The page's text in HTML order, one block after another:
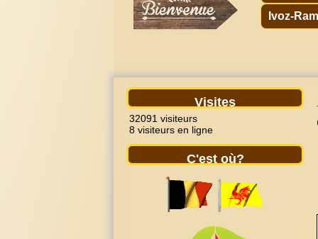
Ivoz-
Visites
32091 visiteurs
8 visiteurs en ligne
C'est où?